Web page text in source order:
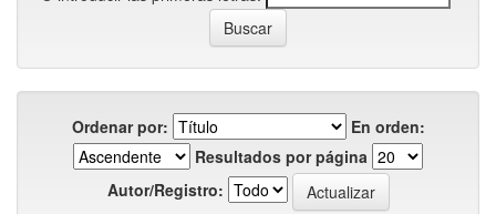
Ordenar por:
En orden:
Resultados por página
Autor/Registro: